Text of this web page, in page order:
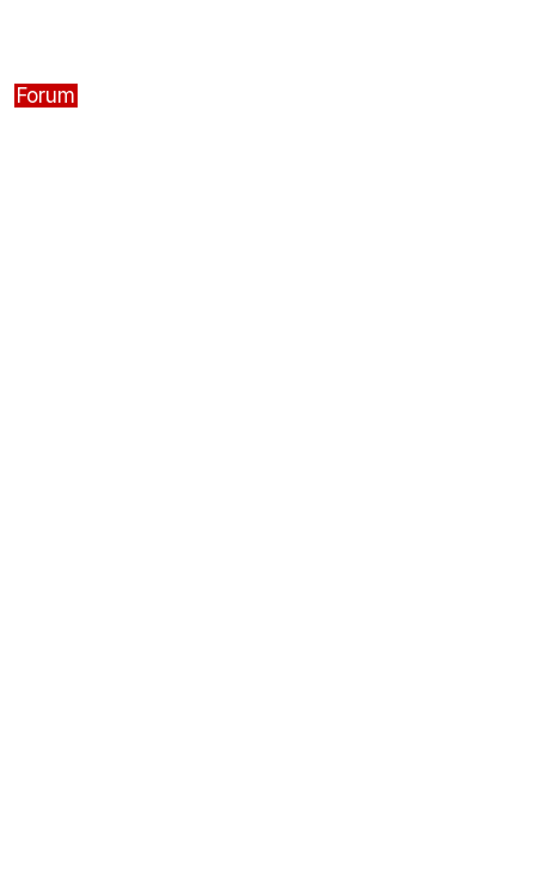
Forum